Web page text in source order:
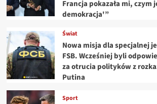
Francja pokazała mi, czym
demokracja'”
Świat
Nowa misja dla specjalnej
FSB. Wcześniej byli
za otrucia polityków z
Putina
Sport